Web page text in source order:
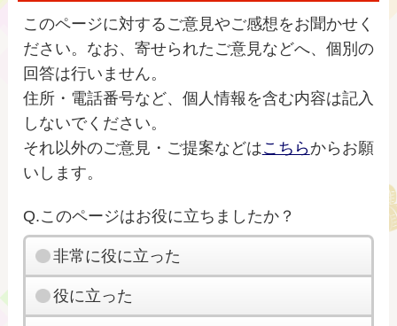
このページに対するご意見やご感想をお聞かせく
ださい。なお、寄せられたご意見などへ、個別の
回答は行いません。
住所・電話番号など、個人情報を含む内容は記入
しないでください。
それ以外のご意見・ご提案などはこちらからお願
いします。
Q.このページはお役に立ちましたか？
非常に役に立った
役に立った